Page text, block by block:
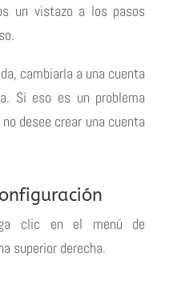
un vistazo a los pasos
cambiarla a una cuenta
Si eso es un problema
desee crear una cuenta
clic en el menú de
superior derecha.